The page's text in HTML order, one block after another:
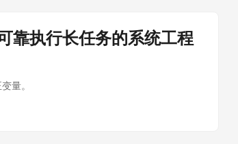
执行长任务的系统工程
量。